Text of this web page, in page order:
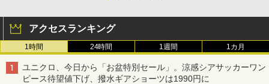
アクセスランキング
1時間 24時間 1週間 1カ月
ユニクロ、今日から「お盆特別セール」。涼感シアサッカーワン
ピース待望値下げ、撥水ギアショーツは1990円に